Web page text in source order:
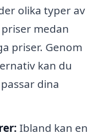
olika typer av
medan
priser. Genom
kan du
dina
Ibland kan en